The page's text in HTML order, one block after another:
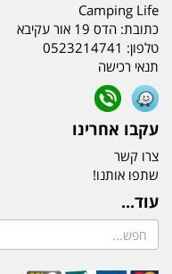
Camping Life
כתובת: הדס 19 אור עקיבא
טלפון: 0523214741
תנאי רכישה
עקבו אחרינו
צרו קשר
שתפו אותנו!
עוד...